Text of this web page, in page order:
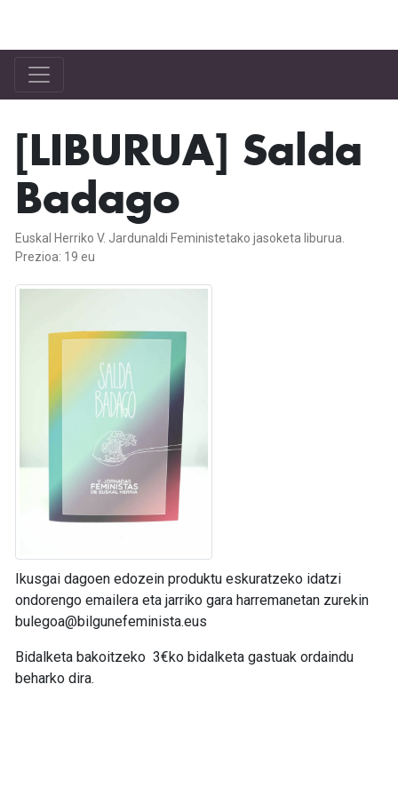
[LIBURUA] Salda
Badago
Euskal Herriko V. Jardunaldi Feministetako jasoketa liburua.
Prezioa: 19 eu
Ikusgai dagoen edozein produktu eskuratzeko idatzi
ondorengo emailera eta jarriko gara harremanetan zurekin
bulegoa@bilgunefeminista.eus
Bidalketa bakoitzeko 3€ko bidalketa gastuak ordaindu
beharko dira.